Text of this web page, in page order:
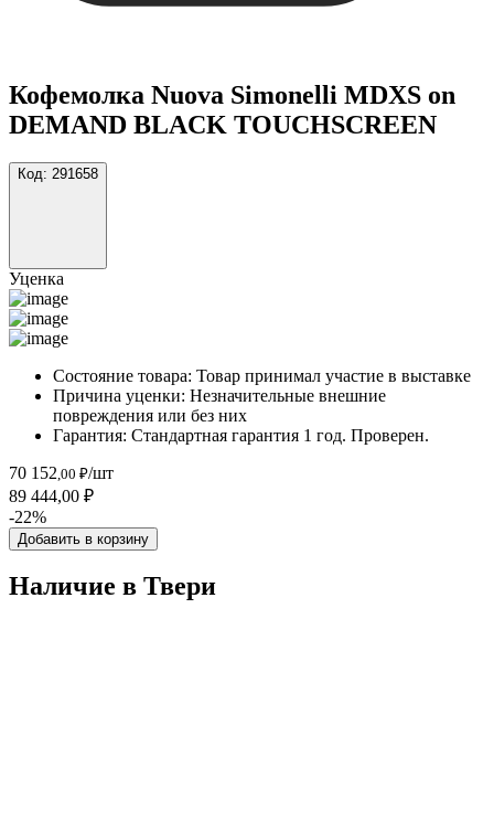
Кофемолка Nuova Simonelli MDXS on
DEMAND BLACK TOUCHSCREEN
Код: 291658
Уценка
Состояние товара: Товар принимал участие в выставке
Причина уценки: Незначительные внешние
повреждения или без них
Гарантия: Стандартная гарантия 1 год. Проверен.
70 152 ,00 ₽/шт
89 444,00 ₽
-22%
Добавить в корзину
Наличие в Твери